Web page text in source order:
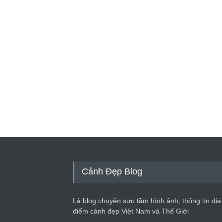
Cảnh Đẹp Blog
Là blog chuyên sưu tầm hình ảnh, thông tin địa
điểm cảnh đẹp Việt Nam và Thế Giới